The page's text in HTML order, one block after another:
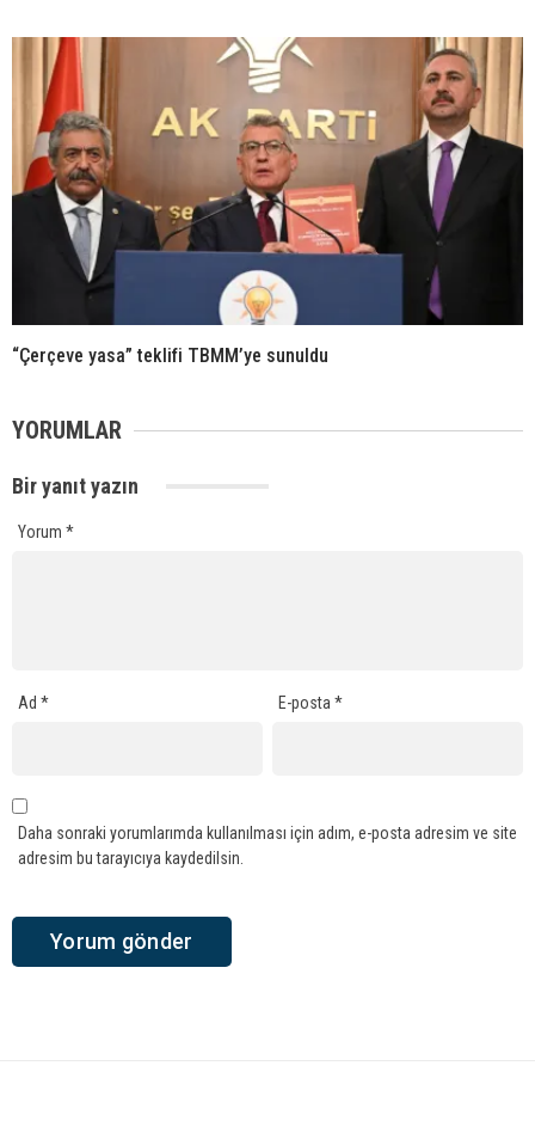
“Çerçeve yasa” teklifi TBMM’ye sunuldu
YORUMLAR
Bir yanıt yazın
Yorum *
Ad * E-posta*
Daha sonraki yorumlarımda kullanılması için adım, e-posta adresim ve site
adresim bu tarayıcıya kaydedilsin.